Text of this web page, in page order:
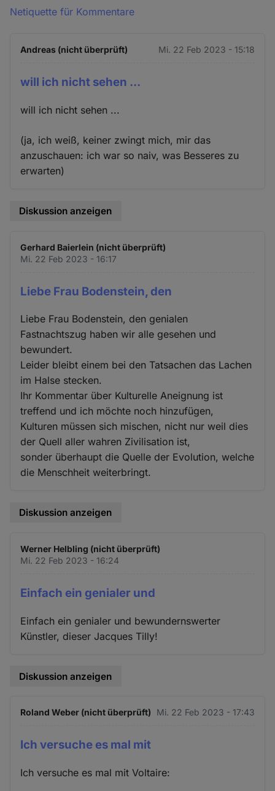
Netiquette für Kommentare
Andreas (nicht überprüft) Mi. 22 Feb 2023 - 15:18
will ich nicht sehen ...
will ich nicht sehen ...
(ja, ich weiß, keiner zwingt mich, mir das
anzuschauen: ich war so naiv, was Besseres zu
erwarten)
Diskussion anzeigen
Gerhard Baierlein (nicht überprüft)
Mi. 22 Feb 2023 - 16:17
Liebe Frau Bodenstein, den
Liebe Frau Bodenstein, den genialen
Fastnachtszug haben wir alle gesehen und
bewundert.
Leider bleibt einem bei den Tatsachen das Lachen
im Halse stecken.
Ihr Kommentar über Kulturelle Aneignung ist
treffend und ich möchte noch hinzufügen,
Kulturen müssen sich mischen, nicht nur weil dies
der Quell aller wahren Zivilisation ist,
sonder überhaupt die Quelle der Evolution, welche
die Menschheit weiterbringt.
Diskussion anzeigen
Werner Helbling (nicht überprüft)
Mi. 22 Feb 2023 - 16:24
Einfach ein genialer und
Einfach ein genialer und bewundernswerter
Künstler, dieser Jacques Tilly!
Diskussion anzeigen
Roland Weber (nicht überprüft) Mi. 22 Feb 2023 - 17:43
Ich versuche es mal mit
Ich versuche es mal mit Voltaire: